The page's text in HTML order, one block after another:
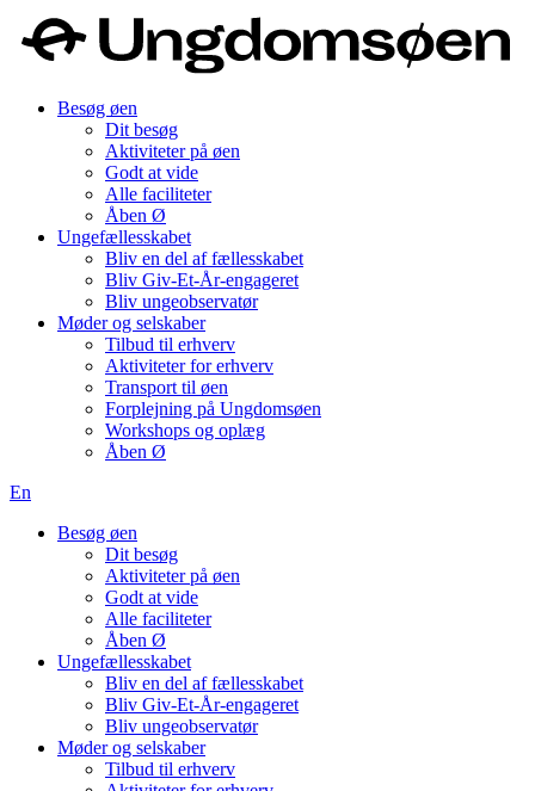
Besøg øen
Dit besøg
Aktiviteter på øen
Godt at vide
Alle faciliteter
Åben Ø
Ungefællesskabet
Bliv en del af fællesskabet
Bliv Giv-Et-År-engageret
Bliv ungeobservatør
Møder og selskaber
Tilbud til erhverv
Aktiviteter for erhverv
Transport til øen
Forplejning på Ungdomsøen
Workshops og oplæg
Åben Ø
En
Besøg øen
Dit besøg
Aktiviteter på øen
Godt at vide
Alle faciliteter
Åben Ø
Ungefællesskabet
Bliv en del af fællesskabet
Bliv Giv-Et-År-engageret
Bliv ungeobservatør
Møder og selskaber
Tilbud til erhverv